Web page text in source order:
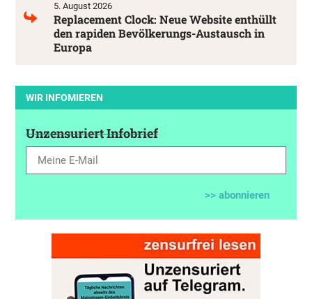
5. August 2026
Replacement Clock: Neue Website enthüllt
den rapiden Bevölkerungs-Austausch in
Europa
WIR INFOMIEREN
Unzensuriert Infobrief
>> abonnieren